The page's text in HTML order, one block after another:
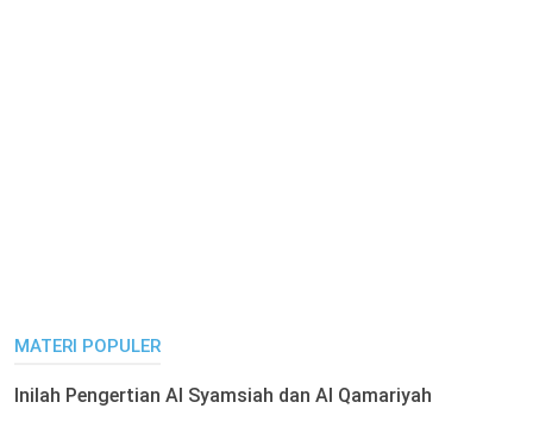
MATERI POPULER
Inilah Pengertian Al Syamsiah dan Al Qamariyah